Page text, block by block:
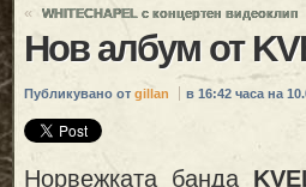
« WHITECHAPEL с концертен видеоклип
Нов албум от
Публикувано от gillan в 16:42 часа на
Норвежката банда